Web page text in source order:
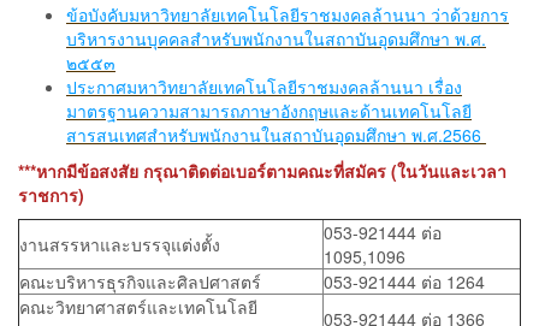
ข้อบังคับมหาวิทยาลัยเทคโนโลยีราชมงคลล้านนา ว่าด้วยการ
บริหารงานบุคคลสำหรับพนักงานในสถาบันอุดมศึกษา พ.ศ.
๒๕๕๓
ประกาศมหาวิทยาลัยเทคโนโลยีราชมงคลล้านนา เรื่อง
มาตรฐานความสามารถภาษาอังกฤษและด้านเทคโนโลยี
สารสนเทศสำหรับพนักงานในสถาบันอุดมศึกษา พ.ศ.2566
***หากมีข้อสงสัย กรุณาติดต่อเบอร์ตามคณะที่สมัคร (ในวันและเวลา
ราชการ)
งานสรรหาและบรรจุแต่งตั้ง
053-921444 ต่อ
1095,1096
คณะบริหารธุรกิจและศิลปศาสตร์
053-921444 ต่อ 1264
คณะวิทยาศาสตร์และเทคโนโลยี
053-921444 ต่อ 1366